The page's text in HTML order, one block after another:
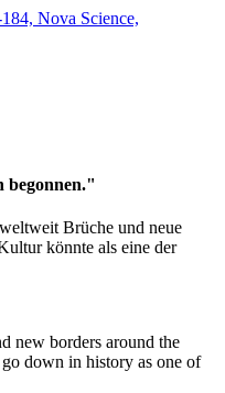
Nova Science,
begonnen."
Brüche und neue
könnte als eine der
new borders around the
down in history as one of